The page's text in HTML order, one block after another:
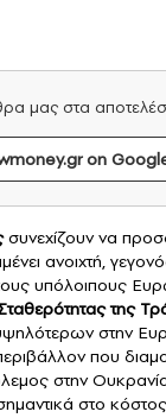
μας στα
on
συνεχίζουν να
ανοιχτή,
υπόλοιπους
της
στην
που
στην
στο